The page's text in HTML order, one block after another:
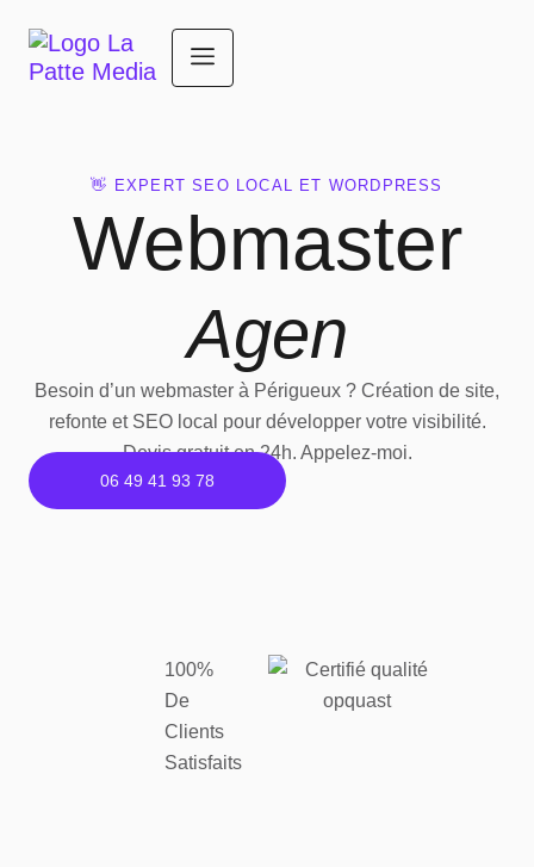
👋 EXPERT SEO LOCAL ET WORDPRESS
Webmaster
Agen
Besoin d’un webmaster à Périgueux ? Création de site,
refonte et SEO local pour développer votre visibilité.
Devis gratuit en 24h. Appelez-moi.
06 49 41 93 78
100%
De
Clients
Satisfaits